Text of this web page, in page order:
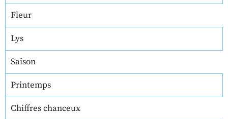
Fleur
Lys
Saison
Printemps
Chiffres chanceux